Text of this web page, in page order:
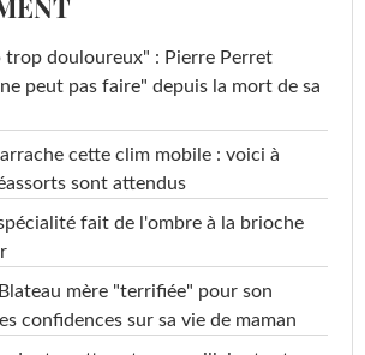
trop douloureux" : Pierre Perret
peut pas faire" depuis la mort de sa
cette clim mobile : voici à
sont attendus
fait de l'ombre à la brioche
mère "terrifiée" pour son
confidences sur sa vie de maman